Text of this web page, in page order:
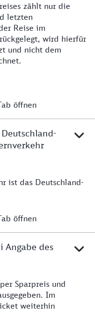
zählt nur die
letzten
Reise im
wird hierfür
und nicht dem
öffnen
ist das Deutschland-
öffnen
Angabe des
Sparpreis und
Im
weiterhin